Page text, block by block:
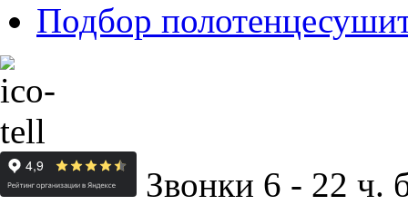
Подбор
Звонки 6 - 22 ч.